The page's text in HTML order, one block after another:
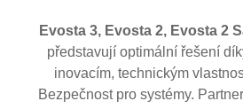
Evosta 3, Evosta 2, Evosta 2
představují optimální řešení
inovacím, technickým
Bezpečnost pro systémy.